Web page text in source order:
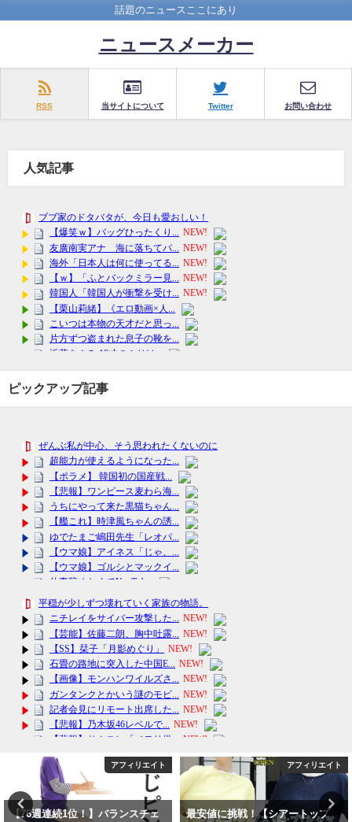
話題のニュースここにあり
ニュースメーカー
RSS 当サイトについて Twitter お問い合わせ
人気記事
ピックアップ記事
アフィリエイト
最安値に挑戦！【シアートップ
アフィリエイト
【ベビーカー】エアラブ4 扇風機